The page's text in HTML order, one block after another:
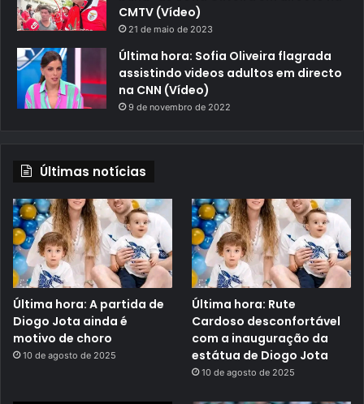
CMTV (Vídeo)
21 de maio de 2023
Última hora: Sofia Oliveira flagrada
assistindo videos adultos em directo
na CNN (Vídeo)
9 de novembro de 2022
Últimas notícias
Última hora: A partida de
Diogo Jota ainda é
motivo de choro
10 de agosto de 2025
Última hora: Rute
Cardoso desconfortável
com a inauguração da
estátua de Diogo Jota
10 de agosto de 2025